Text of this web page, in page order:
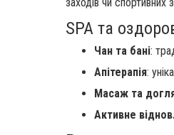
заходів чи
SPA та
Чан та бані:
Апітерапія:
Масаж та
Активне